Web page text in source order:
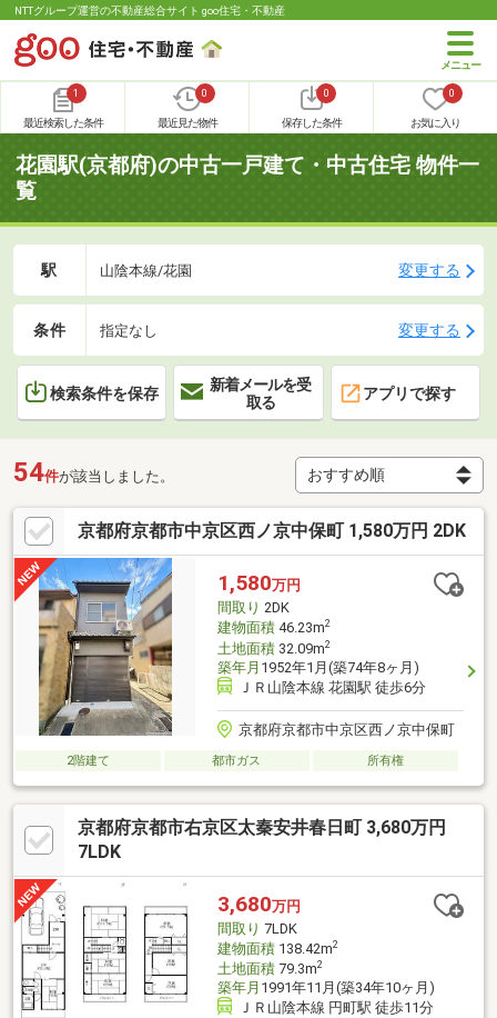
NTTグループ運営の不動産総合サイト goo住宅・不動産
1
最近検索した条件
0
最近見た物件
0
保存した条件
0
お気に入り
花園駅(京都府)の中古一戸建て・中古住宅 物件一
覧
駅 山陰本線/花園 変更する
条件 指定なし 変更する
検索条件を保存
新着メールを受
取る
アプリで探す
54件が該当しました。
京都府京都市中京区西ノ京中保町 1,580万円 2DK
1,580万円
間取り 2DK
建物面積46.23m2
土地面積32.09m2
築年月 1952年1月(築74年8ヶ月)
ＪＲ山陰本線 花園駅 徒歩6分
京都府京都市中京区西ノ京中保町
2階建て 都市ガス 所有権
京都府京都市右京区太秦安井春日町 3,680万円
7LDK
3,680万円
間取り 7LDK
建物面積138.42m2
土地面積79.3m2
築年月 1991年11月(築34年10ヶ月)
ＪＲ山陰本線 円町駅 徒歩11分